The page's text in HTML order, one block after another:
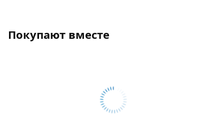
Покупают вместе